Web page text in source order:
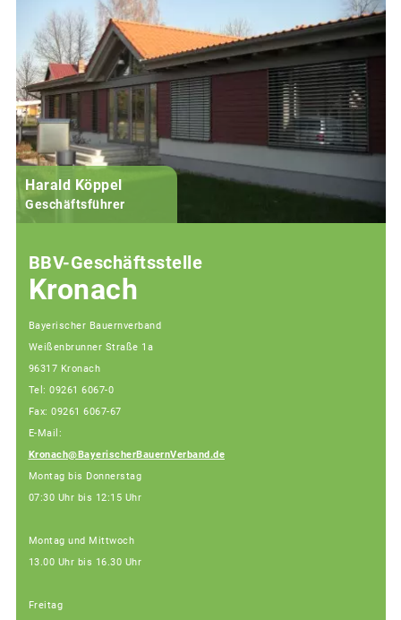
Harald Köppel
Geschäftsführer
BBV-Geschäftsstelle
Kronach
Bayerischer Bauernverband
Weißenbrunner Straße 1a
96317 Kronach
Tel: 09261 6067-0
Fax: 09261 6067-67
E-Mail:
Kronach@BayerischerBauernVerband.de
Montag bis Donnerstag
07:30 Uhr bis 12:15 Uhr
Montag und Mittwoch
13.00 Uhr bis 16.30 Uhr
Freitag